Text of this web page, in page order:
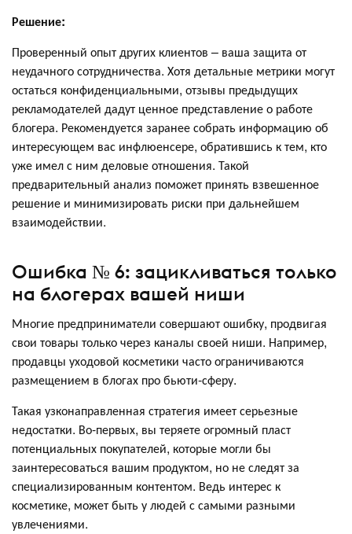
Решение:
Проверенный опыт других клиентов – ваша защита от
неудачного сотрудничества. Хотя детальные метрики могут
остаться конфиденциальными, отзывы предыдущих
рекламодателей дадут ценное представление о работе
блогера. Рекомендуется заранее собрать информацию об
интересующем вас инфлюенсере, обратившись к тем, кто
уже имел с ним деловые отношения. Такой
предварительный анализ поможет принять взвешенное
решение и минимизировать риски при дальнейшем
взаимодействии.
Ошибка № 6: зацикливаться только
на блогерах вашей ниши
Многие предприниматели совершают ошибку, продвигая
свои товары только через каналы своей ниши. Например,
продавцы уходовой косметики часто ограничиваются
размещением в блогах про бьюти-сферу.
Такая узконаправленная стратегия имеет серьезные
недостатки. Во-первых, вы теряете огромный пласт
потенциальных покупателей, которые могли бы
заинтересоваться вашим продуктом, но не следят за
специализированным контентом. Ведь интерес к
косметике, может быть у людей с самыми разными
увлечениями.